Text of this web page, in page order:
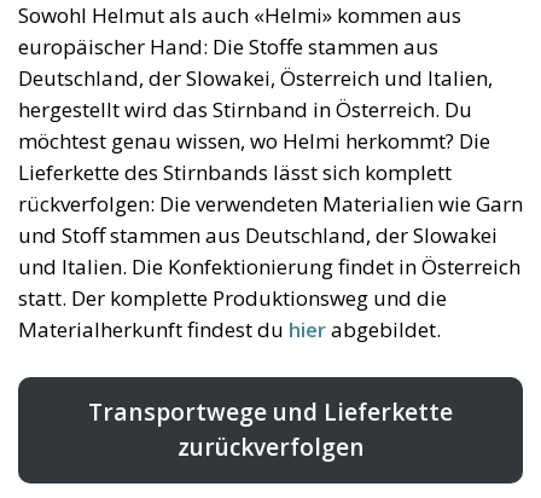
Sowohl Helmut als auch «Helmi» kommen aus
europäischer Hand: Die Stoffe stammen aus
Deutschland, der Slowakei, Österreich und Italien,
hergestellt wird das Stirnband in Österreich. Du
möchtest genau wissen, wo Helmi herkommt? Die
Lieferkette des Stirnbands lässt sich komplett
rückverfolgen: Die verwendeten Materialien wie Garn
und Stoff stammen aus Deutschland, der Slowakei
und Italien. Die Konfektionierung findet in Österreich
statt. Der komplette Produktionsweg und die
Materialherkunft findest du hierabgebildet.
Transportwege und Lieferkette
zurückverfolgen